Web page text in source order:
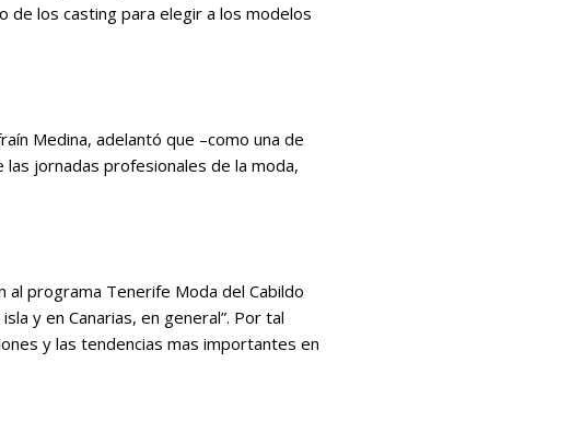
de los casting para elegir a los modelos
Medina, adelantó que –como una de
jornadas profesionales de la moda,
programa Tenerife Moda del Cabildo
y en Canarias, en general”. Por tal
y las tendencias mas importantes en